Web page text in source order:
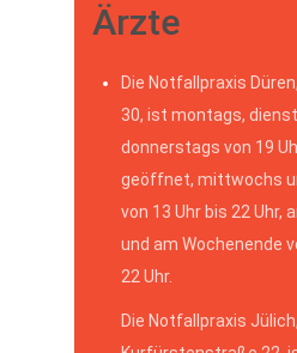
Ärzte
Die Notfallpraxis
30, ist montags,
donnerstags von 19
geöffnet, mittwochs
von 13 Uhr bis 22 Uhr,
und am Wochenende
22 Uhr.
Die Notfallpraxis Jülich,